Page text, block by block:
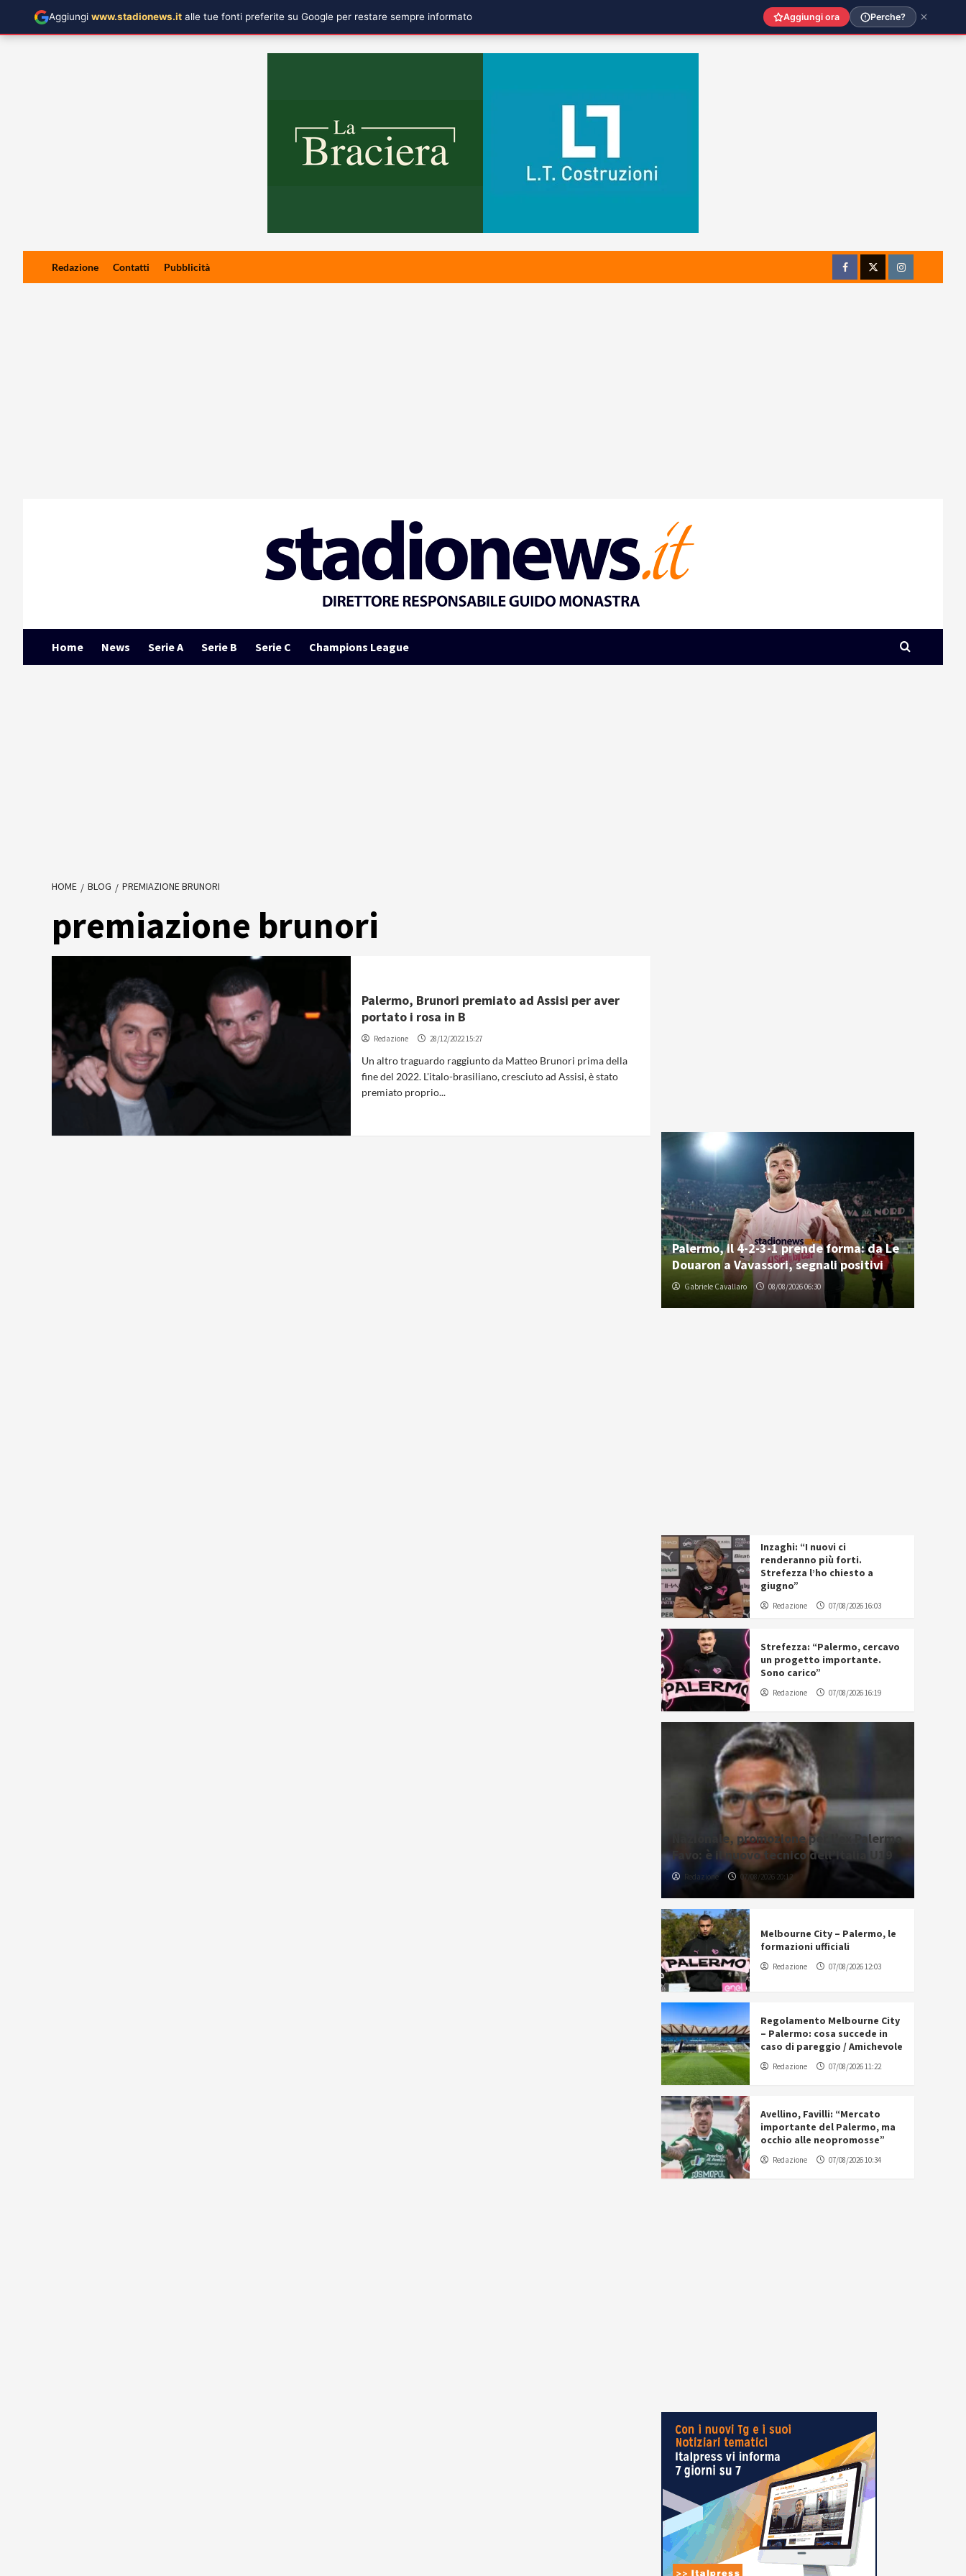
Redazione Contatti Pubblicità
FacebookTwitterInstagram
Home News Serie A Serie B Serie C Champions League
HOME BLOG PREMIAZIONE BRUNORI
premiazione brunori
Palermo, Brunori premiato ad Assisi per aver
portato i rosa in B
Redazione 28/12/2022 15:27
Un altro traguardo raggiunto da Matteo Brunori prima della
fine del 2022. L'italo-brasiliano, cresciuto ad Assisi, è stato
premiato proprio...
Palermo, il 4-2-3-1 prende forma: da Le
Douaron a Vavassori, segnali positivi
Gabriele Cavallaro 08/08/2026 06:30
Inzaghi: “I nuovi ci
renderanno più forti.
Strefezza l’ho chiesto a
giugno”
Redazione 07/08/2026 16:03
Strefezza: “Palermo, cercavo
un progetto importante.
Sono carico”
Redazione 07/08/2026 16:19
Nazionale, promozione per l’ex Palermo
Favo: è il nuovo tecnico dell’Italia U19
Redazione 07/08/2026 20:12
Melbourne City – Palermo, le
formazioni ufficiali
Redazione 07/08/2026 12:03
Regolamento Melbourne City
– Palermo: cosa succede in
caso di pareggio / Amichevole
Redazione 07/08/2026 11:22
Avellino, Favilli: “Mercato
importante del Palermo, ma
occhio alle neopromosse”
Redazione 07/08/2026 10:34
Aggiungi www.stadionews.it alle tue fonti preferite su Google per restare sempre informato Aggiungi ora Perche?